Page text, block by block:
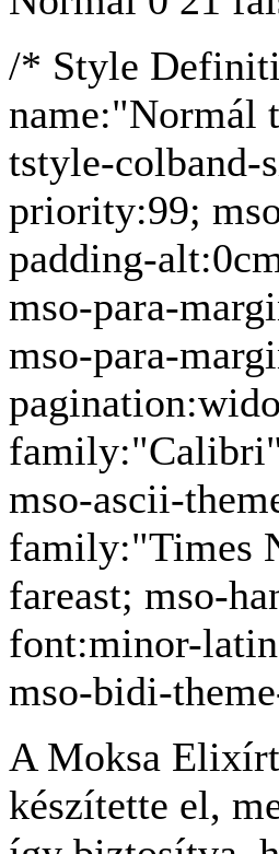
/* Style
name:"Normál
tstyle-colband-
priority:99;
padding-
mso-para-
mso-para-
mso-ascii-
family:"Times
fareast; mso-
font:minor-
mso-bidi-
A Moksa
készítette el,